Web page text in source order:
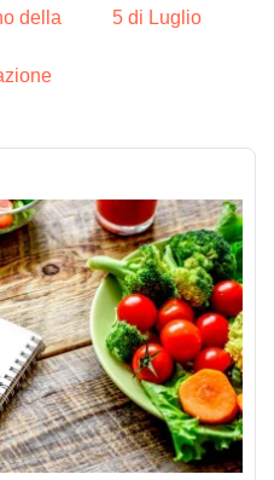
della
5 di Luglio